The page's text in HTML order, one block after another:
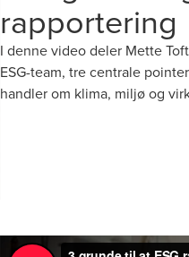
rapportering
I denne video deler Mette
ESG-team, tre centrale
handler om klima, miljø og